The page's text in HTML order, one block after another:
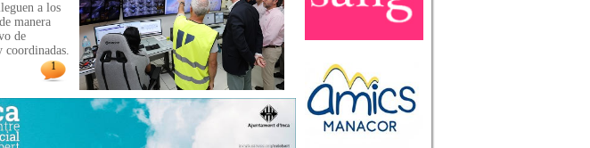
a los
manera
de
coordinadas.
1